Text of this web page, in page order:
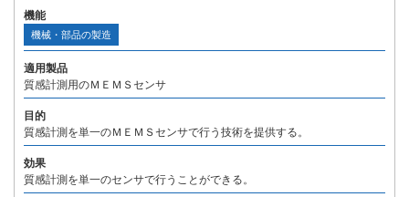
機能
機械・部品の製造
適用製品
質感計測用のＭＥＭＳセンサ
目的
質感計測を単一のＭＥＭＳセンサで行う技術を提供する。
効果
質感計測を単一のセンサで行うことができる。